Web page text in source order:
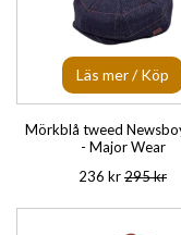
Läs mer / Köp
Mörkblå tweed
- Major Wear
236 kr295 kr